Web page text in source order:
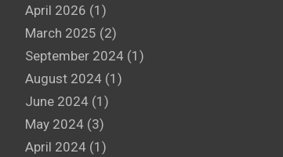
April 2026 (1)
March 2025 (2)
September 2024(1)
August 2024(1)
June 2024(1)
May 2024(3)
April 2024(1)